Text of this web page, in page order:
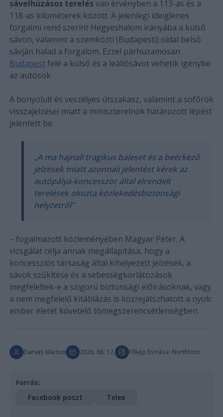
sávelhúzásos terelésvan érvényben a 113-as és a
118-as kilométerek között. A jelenlegi ideiglenes
forgalmi rend szerint Hegyeshalom irányába a külső
sávon, valamint a szemközti (Budapesti) oldal belső
sávján halad a forgalom. Ezzel párhuzamosan
Budapestfelé a külső és a leállósávot vehetik igénybe
az autósok.
A bonyolult és veszélyes útszakasz, valamint a sofőrök
visszajelzései miatt a miniszterelnök határozott lépést
jelentett be.
„A ma hajnali tragikus baleset és a beérkező
jelzések miatt azonnali jelentést kérek az
autópálya-koncesszor által elrendelt
terelések okozta közlekedésbiztonsági
helyzetről”
– fogalmazott közleményében Magyar Péter. A
vizsgálat célja annak megállapítása, hogy a
koncessziós társaság által kihelyezett jelzések, a
sávok szűkítése és a sebességkorlátozások
megfeleltek-e a szigorú biztonsági előírásoknak, vagy
a nem megfelelő kitáblázás is közrejátszhatott a nyolc
ember életét követelő tömegszerencsétlenségben.
Darvas Márton 2026. 06. 12. Főkép forrása: Northfoto
Forrás:
Facebook poszt
Telex